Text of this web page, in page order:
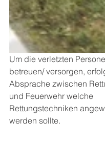
Um die verletzten
betreuen/ versorgen,
Absprache zwischen
und Feuerwehr welche
Rettungstechniken
werden sollte.